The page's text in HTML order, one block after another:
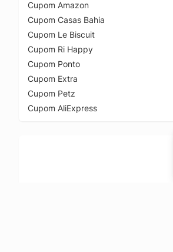
Cupom Amazon
Cupom Casas Bahia
Cupom Le Biscuit
Cupom Ri Happy
Cupom Ponto
Cupom Extra
Cupom Petz
Cupom AliExpress